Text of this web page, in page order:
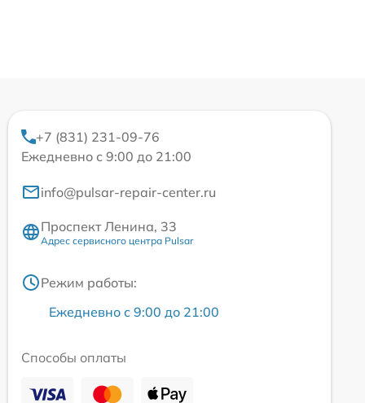
+7 (831) 231-09-76
Ежедневно с 9:00 до 21:00
info@pulsar-repair-center.ru
Проспект Ленина, 33
Адрес сервисного центра Pulsar
Режим работы:
Ежедневно с 9:00 до 21:00
Способы оплаты